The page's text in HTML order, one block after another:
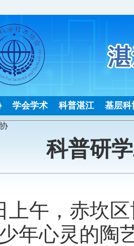
学会学术 科普湛江 基层科
科普研
上午，赤坎
年心灵的陶